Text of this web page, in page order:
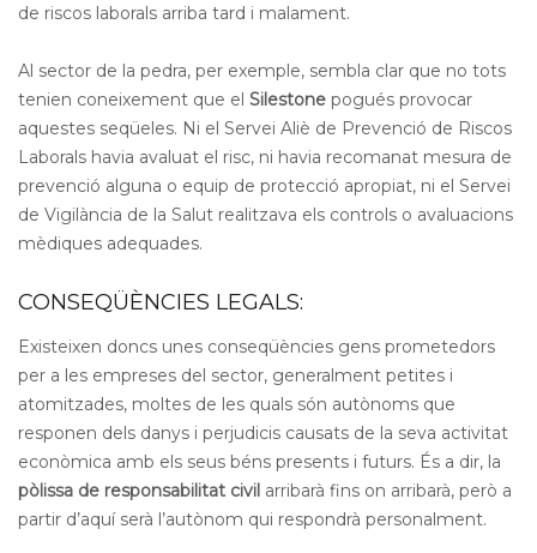
de riscos laborals arriba tard i malament.
Al sector de la pedra, per exemple, sembla clar que no tots
tenien coneixement que el Silestone pogués provocar
aquestes seqüeles. Ni el Servei Aliè de Prevenció de Riscos
Laborals havia avaluat el risc, ni havia recomanat mesura de
prevenció alguna o equip de protecció apropiat, ni el Servei
de Vigilància de la Salut realitzava els controls o avaluacions
mèdiques adequades.
CONSEQÜÈNCIES LEGALS:
Existeixen doncs unes conseqüències gens prometedors
per a les empreses del sector, generalment petites i
atomitzades, moltes de les quals són autònoms que
responen dels danys i perjudicis causats de la seva activitat
econòmica amb els seus béns presents i futurs. És a dir, la
pòlissa de responsabilitat civil arribarà fins on arribarà, però a
partir d’aquí serà l’autònom qui respondrà personalment.